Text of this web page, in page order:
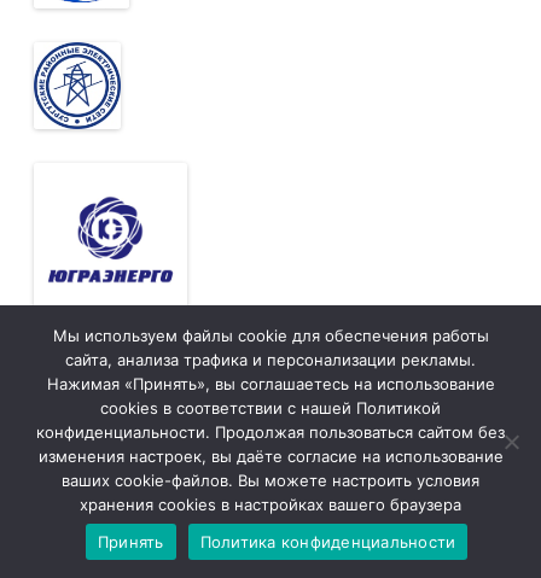
Тюменская tymelprof.ru ZeroGravityАвтор:
Мы используем файлы cookie для обеспечения работы
сайта, анализа трафика и персонализации рекламы.
Нажимая «Принять», вы соглашаетесь на использование
cookies в соответствии с нашей Политикой
конфиденциальности. Продолжая пользоваться сайтом без
изменения настроек, вы даёте согласие на использование
ваших cookie-файлов. Вы можете настроить условия
хранения cookies в настройках вашего браузера
Принять
Политика конфиденциальности